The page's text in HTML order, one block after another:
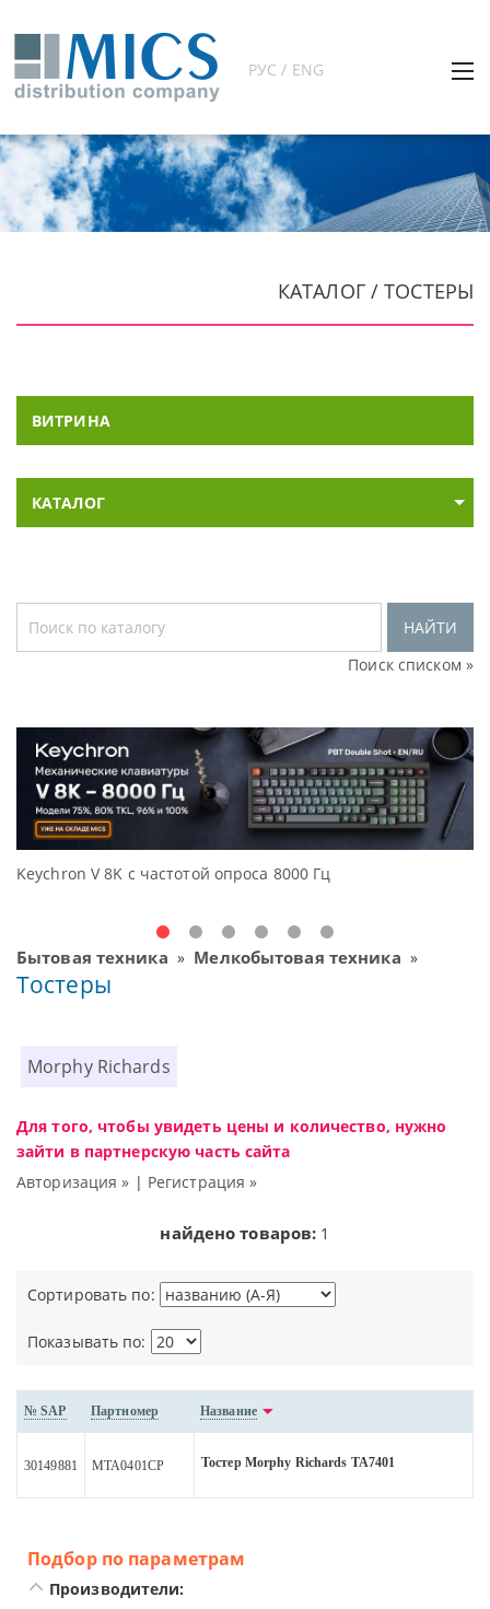
РУС / ENG
КАТАЛОГ / ТОСТЕРЫ
ВИТРИНА
КАТАЛОГ
НАЙТИ
Поиск списком »
Keychron V 8K с частотой опроса 8000 Гц
Бытовая техника » Мелкобытовая техника »
Тостеры
Morphy Richards
Для того, чтобы увидеть цены и количество, нужно
зайти в партнерскую часть сайта
Авторизация » | Регистрация »
найдено товаров: 1
Сортировать по:
Показывать по:
№ SAP Партномер Название
30149881 MTA0401CP Тостер Morphy Richards TA7401
Подбор по параметрам
Производители: